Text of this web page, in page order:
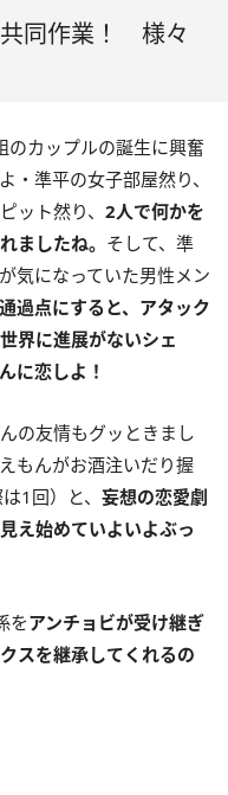
同作業！ 様々
カップルの誕生に興奮
・準平の女子部屋然り、
ット然り、 2人で何かを
ましたね。 そして、準
気になっていた男性メン
過点にすると、アタック
界に進展がないシェ
に恋しよ！
の友情もグッときまし
もんがお酒注いだり握
1回）と、 妄想の恋愛劇
え始めていよいよぶっ
をアンチョビが受け継ぎ
スを継承してくれるの